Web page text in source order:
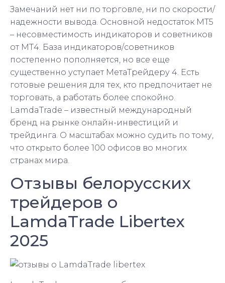
Замечаний нет ни по торговле, ни по скорости/
надежности вывода. Основной недостаток МТ5
– несовместимость индикаторов и советников
от МТ4. База индикаторов/советников
постепенно пополняется, но все еще
существенно уступает МетаТрейдеру 4. Есть
готовые решения для тех, кто предпочитает не
торговать, а работать более спокойно.
LamdaTrade – известный международный
бренд на рынке онлайн-инвестиций и
трейдинга. О масштабах можно судить по тому,
что открыто более 100 офисов во многих
странах мира.
Отзывы белорусских
трейдеров о
LamdaTrade Libertex
2025